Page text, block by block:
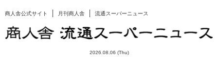
商人舎公式サイト 月刊商人舎 流通スーパーニュース
2026.08.06 (Thu)